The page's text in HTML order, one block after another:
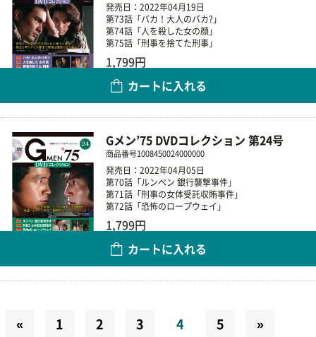
発売日：2022年04月19日
第73話「バカ！大人のバカ?」
第74話「人を殺した女の顔」
第75話「刑事を捨てた刑事」
1,799円
カートに入れる
Gメン’75 DVDコレクション 第24号
商品番号1008450024000000
発売日：2022年04月05日
第70話「ルンペン 銀行襲撃事件」
第71話「刑事の女体受託収賄事件」
第72話「恐怖のロープウェイ」
1,799円
カートに入れる
« 1 2 3 4 5 »